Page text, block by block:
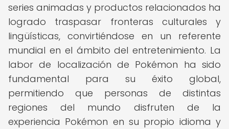
series animadas y productos relacionados ha
logrado traspasar fronteras culturales y
lingüísticas, convirtiéndose en un referente
mundial en el ámbito del entretenimiento. La
labor de localización de Pokémon ha sido
fundamental para su éxito global,
permitiendo que personas de distintas
regiones del mundo disfruten de la
experiencia Pokémon en su propio idioma y